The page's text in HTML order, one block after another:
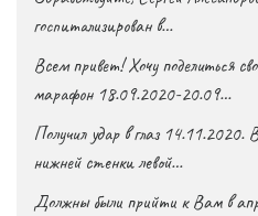
госпитализирован в…
Всем привет! Хочу поделиться
марафон 18.09.2020-20.09…
Получил удар в глаз 14.11.2020.
нижней стенки левой…
Должны были прийти к Вам в